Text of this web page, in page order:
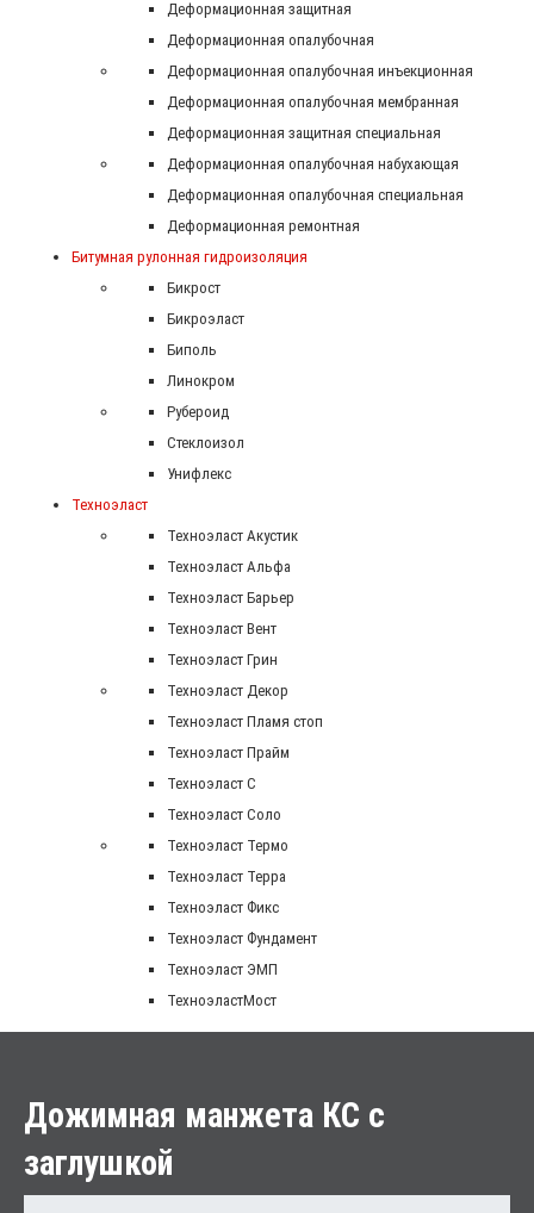
Деформационная защитная
Деформационная опалубочная
Деформационная опалубочная инъекционная
Деформационная опалубочная мембранная
Деформационная защитная специальная
Деформационная опалубочная набухающая
Деформационная опалубочная специальная
Деформационная ремонтная
Битумная рулонная гидроизоляция
Бикрост
Бикроэласт
Биполь
Линокром
Рубероид
Стеклоизол
Унифлекс
Техноэласт
Техноэласт Акустик
Техноэласт Альфа
Техноэласт Барьер
Техноэласт Вент
Техноэласт Грин
Техноэласт Декор
Техноэласт Пламя стоп
Техноэласт Прайм
Техноэласт С
Техноэласт Соло
Техноэласт Термо
Техноэласт Терра
Техноэласт Фикс
Техноэласт Фундамент
Техноэласт ЭМП
ТехноэластМост
Дожимная манжета КС с
заглушкой